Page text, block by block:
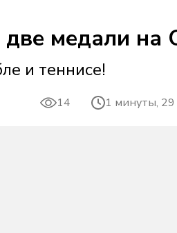
две медали
и теннисе!
14 1 минуты, 29